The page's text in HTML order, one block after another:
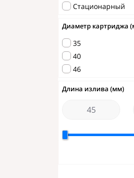
Стационарный
Диаметр картриджа
35
40
46
Длина излива (мм)